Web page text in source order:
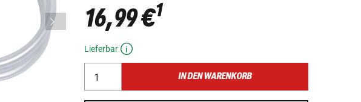
16,99 €1
Lieferbar
IN DEN WARENKORB